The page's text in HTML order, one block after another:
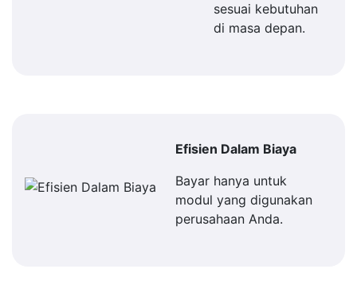
sesuai kebutuhan
di masa depan.
Efisien Dalam Biaya
Bayar hanya untuk
modul yang digunakan
perusahaan Anda.